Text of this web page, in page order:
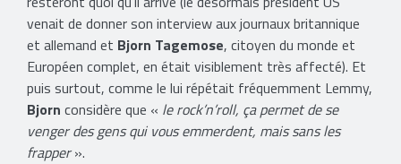
venait de donner son interview aux journaux britannique
et allemand et Bjorn Tagemose, citoyen du monde et
Européen complet, en était visiblement très affecté). Et
puis surtout, comme le lui répétait fréquemment Lemmy,
Bjorn considère que « le rock’n’roll, ça permet de se
venger des gens qui vous emmerdent, mais sans les
frapper».